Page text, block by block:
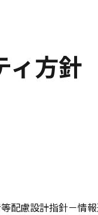
ィ方針
配慮設計指針－情